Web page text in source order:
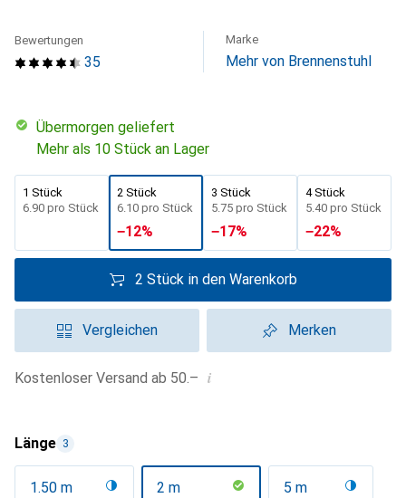
35
Bewertungen Marke
Mehr von Brennenstuhl
übermorgen geliefert
Mehr als 10 Stück an Lager
1 Stück
CHF
6.90 pro Stück
2 Stück
CHF
6.10 pro Stück
−12%
3 Stück
CHF
5.75 pro Stück
−17%
4 Stück
CHF
5.40 pro Stück
−22%
2 Stück in den Warenkorb
Vergleichen Merken
Kostenloser Versand ab 50.– i
Länge 3
1.50 m 2 m 5 m